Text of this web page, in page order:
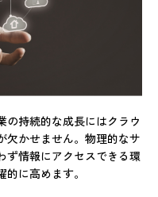
の持続的な成長にはクラウ
欠かせません。物理的なサ
ず情報にアクセスできる環
に高めます。